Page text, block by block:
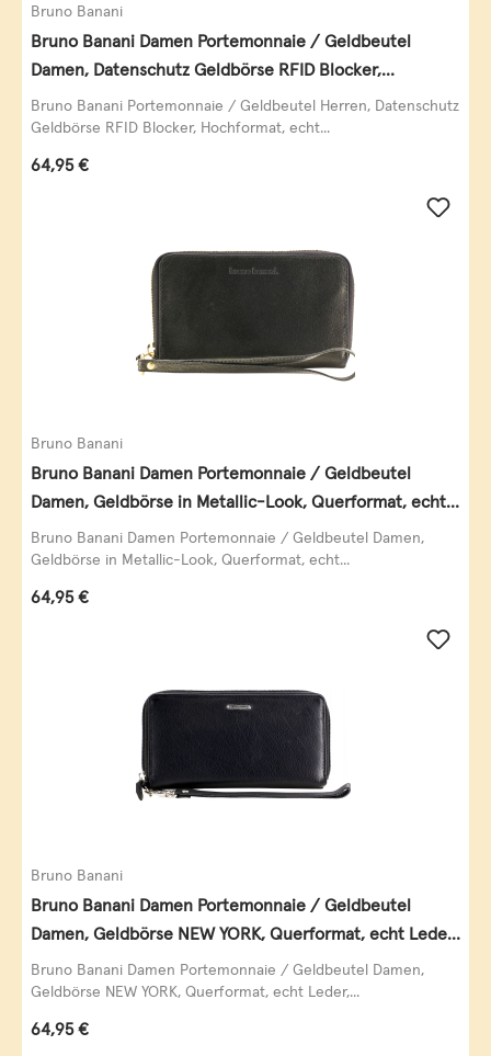
Bruno Banani
Bruno Banani Damen Portemonnaie / Geldbeutel
Damen, Datenschutz Geldbörse RFID Blocker,
Querformat, echt Leder, taupe
Bruno Banani Portemonnaie / Geldbeutel Herren, Datenschutz
Geldbörse RFID Blocker, Hochformat, echt...
Regulärer Preis:
64,95 €
Bruno Banani
Bruno Banani Damen Portemonnaie / Geldbeutel
Damen, Geldbörse in Metallic-Look, Querformat, echt
Leder, schwarz-gold
Bruno Banani Damen Portemonnaie / Geldbeutel Damen,
Geldbörse in Metallic-Look, Querformat, echt...
Regulärer Preis:
64,95 €
Bruno Banani
Bruno Banani Damen Portemonnaie / Geldbeutel
Damen, Geldbörse NEW YORK, Querformat, echt Leder,
schwarz
Bruno Banani Damen Portemonnaie / Geldbeutel Damen,
Geldbörse NEW YORK, Querformat, echt Leder,...
Regulärer Preis:
64,95 €